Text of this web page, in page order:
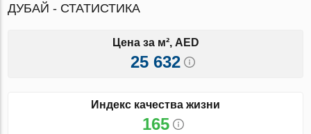
ДУБАЙ - СТАТИСТИКА
Цена за м², AED
25 632
Индекс качества жизни
165